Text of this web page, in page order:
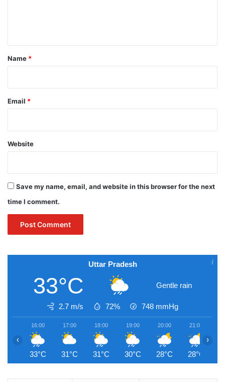
*
Name *
Email *
Website
Save my name, email, and website in this browser for the next
time I comment.
Uttar Pradesh
33°C Gentle rain
2.7 m/s 72% 748 mmHg
16:00
33°C
17:00
31°C
18:00
31°C
19:00
30°C
20:00
28°C
21:00
28°C
‹ ›